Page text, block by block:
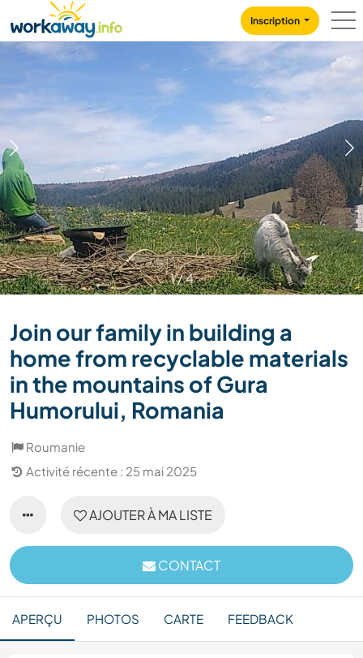
CONTENT
MAIN NAVIGATION
Inscription
1/4
Join our family in building a
home from recyclable materials
in the mountains of Gura
Humorului, Romania
Roumanie
Activité récente : 25 mai 2025
AJOUTER À MA LISTE
CONTACT
APERÇU PHOTOS CARTE FEEDBACK